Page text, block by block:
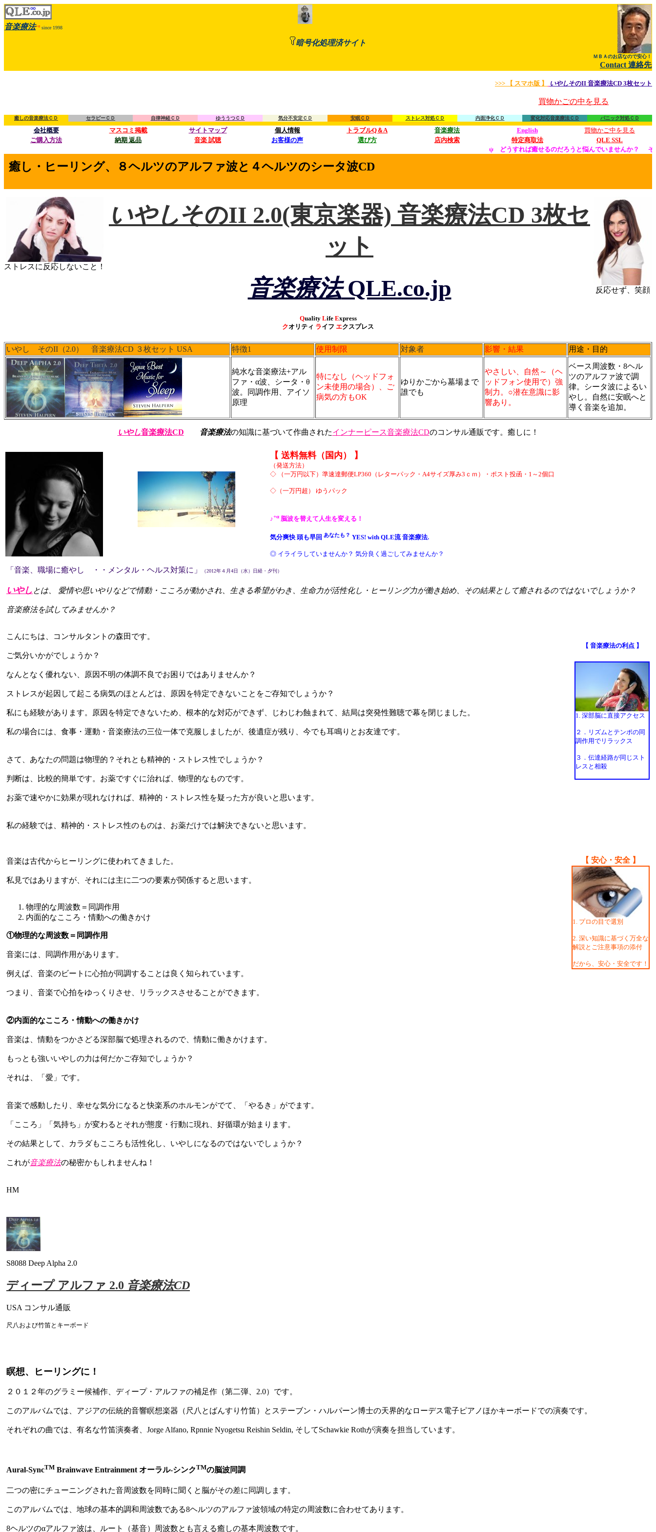
音楽療法+α since 1998
暗号化処理済サイト
ＭＢＡのお店なので安心！
Contact 連絡先
>>> 【 スマホ版 】 いやしそのII 音楽療法CD 3枚セット
買物かごの中を見る
癒しの音楽療法ＣＤ セラピーＣＤ 自律神経ＣＤ ゆううつＣＤ 気分不安定ＣＤ 安眠ＣＤ ストレス対処ＣＤ 内面浄化ＣＤ 変化対応音楽療法ＣＤ パニック対処ＣＤ
会社概要 マスコミ掲載 サイトマップ 個人情報 トラブルQ＆A 音楽療法 English
買物かご中を見る
ご購入方法
納期 返品 音楽 試聴 お客様の声 選び方 店内検索 特定商取法
QLE SSL
ψ どうすれば癒せるのだろうと悩んでいませんか？
それはですね
癒し・ヒーリング、８ヘルツのアルファ波と４ヘルツのシータ波CD
ストレスに反応しないこと！
反応せず、笑顔
いやしそのII 2.0(東京楽器) 音楽療法CD 3枚セ
ット
音楽療法QLE.co.jp
Quality Life Express
クオリティ ライフ エクスプレス
いやし そのII（2.0） 音楽療法CD ３枚セット USA 特徴1 使用制限 対象者 影響・結果 用途・目的
純水な音楽療法+アル
ファ・α波、シータ・θ
波。同調作用、アイソ
原理
特になし（ヘッドフォ
ン未使用の場合）、ご
病気の方もOK
ゆりかごから墓場まで
誰でも
やさしい、自然～（ヘ
ッドフォン使用で）強
制力。○潜在意識に影
響あり。
ベース周波数・8ヘル
ツのアルファ波で調
律。シータ波によるい
やし。自然に安眠へと
導く音楽を追加。
いやし音楽療法CD 音楽療法の知識に基づいて作曲されたインナーピース音楽療法CDのコンサル通販です。癒しに！
【 送料無料（国内） 】
（発送方法）
◇ （一万円以下）準速達郵便LP360（レターパック・A4サイズ厚み3ｃｍ）・ポスト投函・1～2個口
◇（一万円超） ゆうパック
♪+α 脳波を替えて人生を変える！
気分爽快 頭も早回 あなたも？ YES! with QLE流 音楽療法.
◎ イライラしていませんか？ 気分良く過ごしてみませんか？
「音楽、職場に癒やし ・・メンタル・ヘルス対策に」 （2012年４月4日（水）日経・夕刊）
いやし とは、 愛情や思いやりなどで情動・こころが動かされ、生きる希望がわき、生命力が活性化し・ヒーリング力が働き始め、その結果として癒されるのではないでしょうか？
音楽療法を試してみませんか？
【 音楽療法の利点 】
1. 深部脳に直接アクセス
２．リズムとテンポの同
調作用でリラックス
３．伝達経路が同じスト
レスと相殺
こんにちは、コンサルタントの森田です。
ご気分いかがでしょうか？
なんとなく優れない、原因不明の体調不良でお困りではありませんか？
ストレスが起因して起こる病気のほとんどは、原因を特定できないことをご存知でしょうか？
私にも経験があります。原因を特定できないため、根本的な対応ができず、じわじわ蝕まれて、結局は突発性難聴で幕を閉じました。
私の場合には、食事・運動・音楽療法の三位一体で克服しましたが、後遺症が残り、今でも耳鳴りとお友達です。
さて、あなたの問題は物理的？それとも精神的・ストレス性でしょうか？
判断は、比較的簡単です。お薬ですぐに治れば、物理的なものです。
お薬で速やかに効果が現れなければ、精神的・ストレス性を疑った方が良いと思います。
私の経験では、精神的・ストレス性のものは、お薬だけでは解決できないと思います。
【 安心・安全 】
1. プロの目で選別
2. 深い知識に基づく万全な
解説とご注意事項の添付
だから、安心・安全です！
音楽は古代からヒーリングに使われてきました。
私見ではありますが、それには主に二つの要素が関係すると思います。
物理的な周波数＝同調作用
内面的なこころ・情動への働きかけ
①物理的な周波数＝同調作用
音楽には、同調作用があります。
例えば、音楽のビートに心拍が同調することは良く知られています。
つまり、音楽で心拍をゆっくりさせ、リラックスさせることができます。
②内面的なこころ・情動への働きかけ
音楽は、情動をつかさどる深部脳で処理されるので、情動に働きかけます。
もっとも強いいやしの力は何だかご存知でしょうか？
それは、「愛」です。
音楽で感動したり、幸せな気分になると快楽系のホルモンがでて、「やるき」がでます。
「こころ」「気持ち」が変わるとそれが態度・行動に現れ、好循環が始まります。
その結果として、カラダもこころも活性化し、いやしになるのではないでしょうか？
これが音楽療法の秘密かもしれませんね！
HM
S8088 Deep Alpha 2.0
ディープ アルファ 2.0 音楽療法CD
USA コンサル通販
尺八および竹笛とキーボード
瞑想、ヒーリングに！
２０１２年のグラミー候補作、ディープ・アルファの補足作（第二弾、2.0）です。
このアルバムでは、アジアの伝統的音響瞑想楽器（尺八とばんすり竹笛）とステーブン・ハルパーン博士の天界的なローデス電子ピアノほかキーボードでの演奏です。
それぞれの曲では、有名な竹笛演奏者、Jorge Alfano, Rpnnie Nyogetsu Reishin Seldin, そしてSchawkie Rothが演奏を担当しています。
Aural-SyncTM Brainwave Entrainment オーラル-シンクTMの脳波同調
二つの密にチューニングされた音周波数を同時に聞くと脳がその差に同調します。
このアルバムでは、地球の基本的調和周波数である8ヘルツのアルファ波領域の特定の周波数に合わせてあります。
8ヘルツのαアルファ波は、ルート（基音）周波数とも言える癒しの基本周波数です。